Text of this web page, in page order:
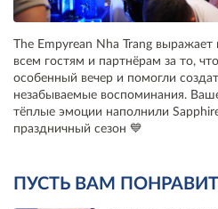
The Empyrean Nha Trang
всем гостям и партнёрам за то,
особенный вечер и помогли
незабываемые воспоминания.
тёплые эмоции наполнили
праздничный сезон 💙
ПУСТЬ ВАМ